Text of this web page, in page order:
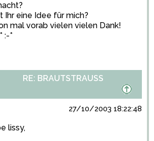
Ihr eine Idee für mich?
mal vorab vielen vielen Dank!
:-*
RE: BRAUTSTRAUSS
27/10/2003 18:22:48
lissy,